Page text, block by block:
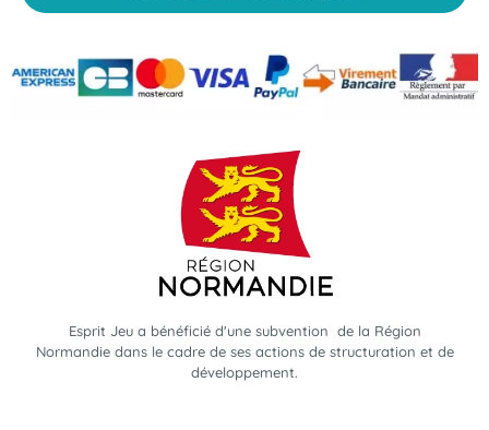
Esprit Jeu a bénéficié d'une subvention de la Région
Normandie dans le cadre de ses actions de structuration et de
développement.